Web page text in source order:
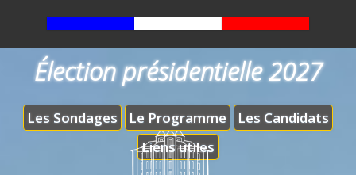
Les Sondages Le Programme
Les Candidats
Liens utiles
Élection présidentielle 2027